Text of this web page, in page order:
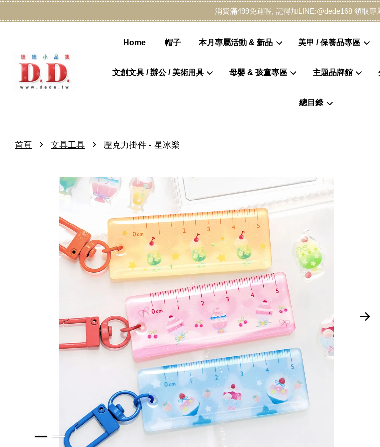
消費滿499免運喔, 記得加LINE:@dede168 領取專
Home 帽子 本月專屬活動 & 新品 美甲 / 保養品專區
文創文具 / 辦公 / 美術用具 母嬰 & 孩童專區 主題品牌館
總目錄
首頁 › 文具工具 › 壓克力掛件 - 星冰樂